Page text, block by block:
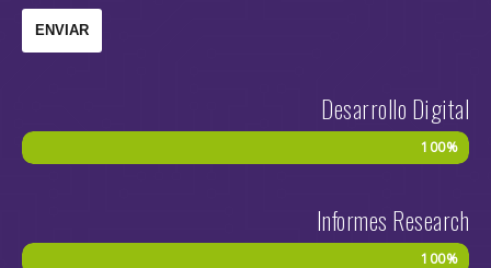
Desarrollo Digital
100%
Informes Research
100%